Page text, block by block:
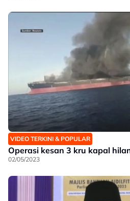
VIDEO TERKINI & POPULAR
Operasi kesan 3 kru kapal
02/05/2023